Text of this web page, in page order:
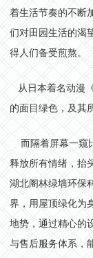
着生活节奏的不断
们对田园生活的渴
得人们备受煎熬。
从日本着名动漫
的面目绿色，及其
而隔着屏幕一窥
释放所有情绪，抬
湖北阁林绿墙环保
界，用屋顶绿化为
地势，通过精心的
与售后服务体系，